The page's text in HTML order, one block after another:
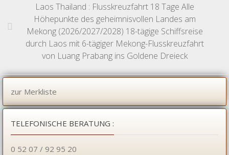
Laos Thailand : Flusskreuzfahrt 18 Tage Alle
Höhepunkte des geheimnisvollen Landes am
Mekong (2026/2027/2028) 18-tägige Schiffsreise
durch Laos mit 6-tägiger Mekong-Flusskreuzfahrt
von Luang Prabang ins Goldene Dreieck
zur Merkliste
TELEFONISCHE BERATUNG :
0 52 07 / 92 95 20